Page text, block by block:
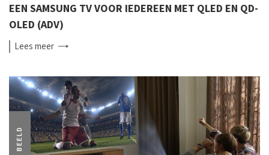
EEN SAMSUNG TV VOOR IEDEREEN MET QLED EN QD-
OLED (ADV)
Leesmeer
BEELD